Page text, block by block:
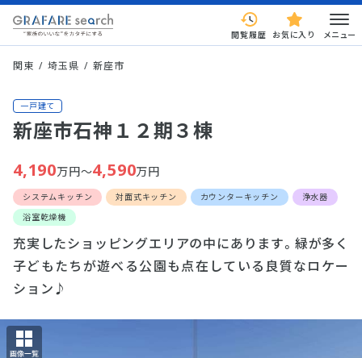
閲覧履歴 お気に入り メニュー
関東 埼玉県 新座市
一戸建て
新座市石神１２期３棟
4,190万円～4,590万円
システムキッチン 対面式キッチン カウンターキッチン
浄水器
浴室乾燥機
充実したショッピングエリアの中にあります。緑が多く
子どもたちが遊べる公園も点在している良質なロケー
ション♪